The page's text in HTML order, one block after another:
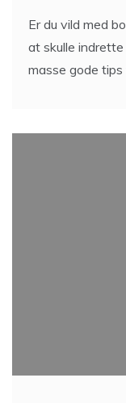
Er du vild med
at skulle indrette
masse gode tips